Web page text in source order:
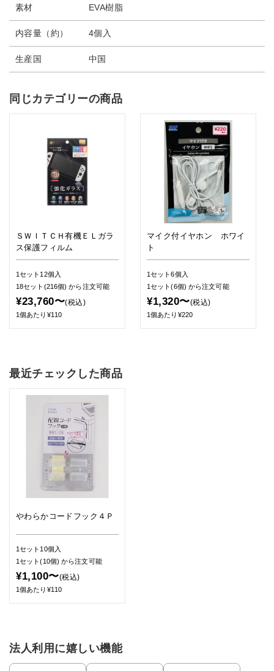
素材 EVA樹脂
内容量（約） 4個入
生産国 中国
同じカテゴリーの商品
ＳＷＩＴＣＨ有機ＥＬガラ
ス保護フィルム
1セット12個入
18セット(216個)から注文可能
¥23,760〜(税込)
1個あたり¥110
マイク付イヤホン ホワイ
ト
1セット6個入
1セット(6個) から注文可能
¥1,320〜(税込)
1個あたり¥220
最近チェックした商品
やわらかコードフック４Ｐ
1セット10個入
1セット(10個)から注文可能
¥1,100〜(税込)
1個あたり¥110
法人利用に嬉しい機能